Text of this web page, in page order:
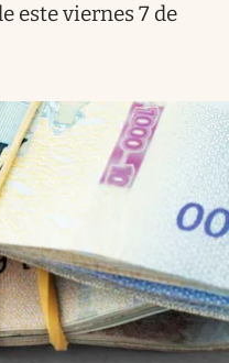
este viernes 7 de